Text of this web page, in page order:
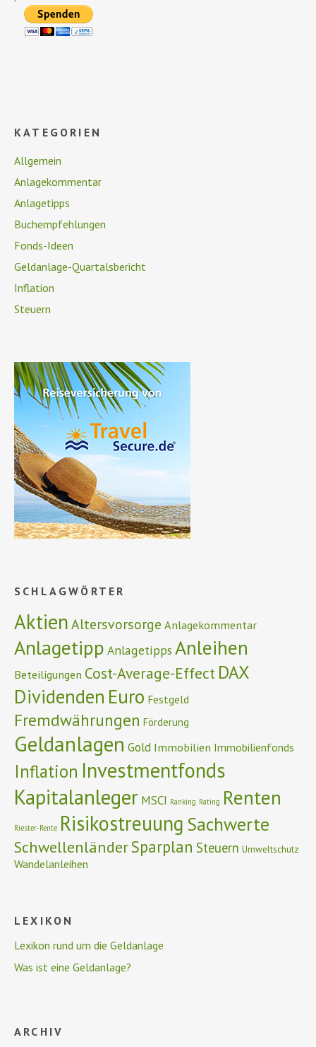
KATEGORIEN
Allgemein
Anlagekommentar
Anlagetipps
Buchempfehlungen
Fonds-Ideen
Geldanlage-Quartalsbericht
Inflation
Steuern
SCHLAGWÖRTER
Aktien Altersvorsorge Anlagekommentar
Anlagetipp Anlagetipps Anleihen
Beteiligungen Cost-Average-Effect DAX
Dividenden Euro Festgeld
Fremdwährungen Förderung
Geldanlagen Gold Immobilien Immobilienfonds
Inflation Investmentfonds
Kapitalanleger MSCI Ranking Rating Renten
Riester-Rente Risikostreuung Sachwerte
SchwellenländerSparplan Steuern Umweltschutz
Wandelanleihen
LEXIKON
Lexikon rund um die Geldanlage
Was ist eine Geldanlage?
ARCHIV